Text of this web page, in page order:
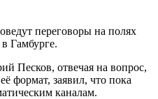
переговоры на полях
Гамбурге.
Песков, отвечая на вопрос,
формат, заявил, что пока
каналам.